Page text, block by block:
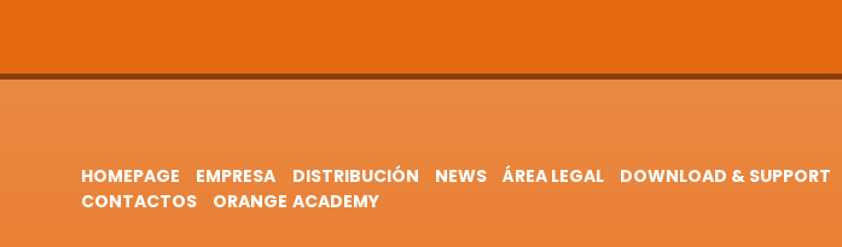
HOMEPAGE EMPRESA DISTRIBUCIÓN NEWS ÁREA LEGAL DOWNLOAD & SUPPORT
CONTACTOS
ORANGE ACADEMY